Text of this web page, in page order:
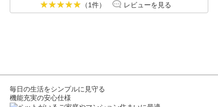
（1件） レビューを見る
毎日の生活をシンプルに見守る
機能充実の安心仕様